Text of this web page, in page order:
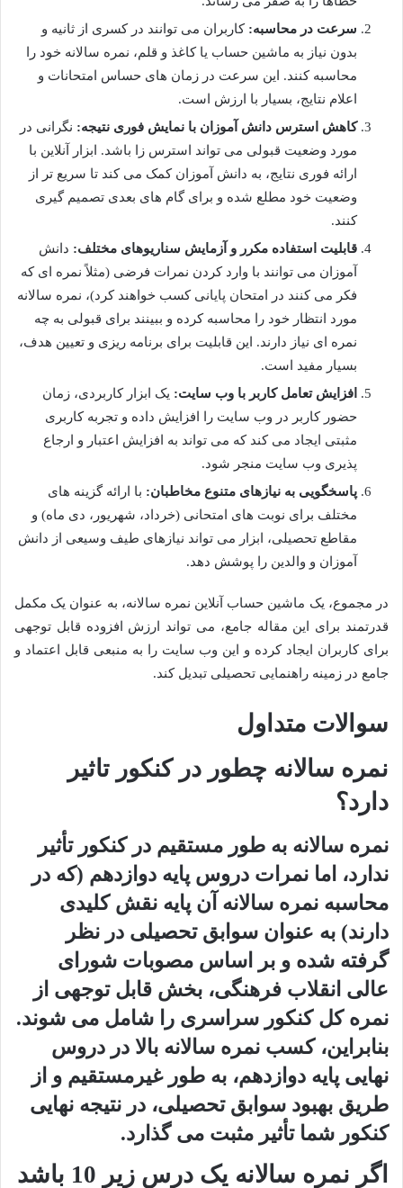
سرعت در محاسبه: کاربران می توانند در کسری از ثانیه و
بدون نیاز به ماشین حساب یا کاغذ و قلم، نمره سالانه خود را
محاسبه کنند. این سرعت در زمان های حساس امتحانات و
اعلام نتایج، بسیار با ارزش است.
کاهش استرس دانش آموزان با نمایش فوری نتیجه: نگرانی در
مورد وضعیت قبولی می تواند استرس زا باشد. ابزار آنلاین با
ارائه فوری نتایج، به دانش آموزان کمک می کند تا سریع تر از
وضعیت خود مطلع شده و برای گام های بعدی تصمیم گیری
کنند.
قابلیت استفاده مکرر و آزمایش سناریوهای مختلف: دانش
آموزان می توانند با وارد کردن نمرات فرضی (مثلاً نمره ای که
فکر می کنند در امتحان پایانی کسب خواهند کرد)، نمره سالانه
مورد انتظار خود را محاسبه کرده و ببینند برای قبولی به چه
نمره ای نیاز دارند. این قابلیت برای برنامه ریزی و تعیین هدف،
بسیار مفید است.
افزایش تعامل کاربر با وب سایت: یک ابزار کاربردی، زمان
حضور کاربر در وب سایت را افزایش داده و تجربه کاربری
مثبتی ایجاد می کند که می تواند به افزایش اعتبار و ارجاع
پذیری وب سایت منجر شود.
پاسخگویی به نیازهای متنوع مخاطبان: با ارائه گزینه های
مختلف برای نوبت های امتحانی (خرداد، شهریور، دی ماه) و
مقاطع تحصیلی، ابزار می تواند نیازهای طیف وسیعی از دانش
آموزان و والدین را پوشش دهد.
در مجموع، یک ماشین حساب آنلاین نمره سالانه، به عنوان یک مکمل
قدرتمند برای این مقاله جامع، می تواند ارزش افزوده قابل توجهی
برای کاربران ایجاد کرده و این وب سایت را به منبعی قابل اعتماد و
جامع در زمینه راهنمایی تحصیلی تبدیل کند.
سوالات متداول
نمره سالانه چطور در کنکور تاثیر
دارد؟
نمره سالانه به طور مستقیم در کنکور تأثیر
ندارد، اما نمرات دروس پایه دوازدهم (که در
محاسبه نمره سالانه آن پایه نقش کلیدی
دارند) به عنوان سوابق تحصیلی در نظر
گرفته شده و بر اساس مصوبات شورای
عالی انقلاب فرهنگی، بخش قابل توجهی از
نمره کل کنکور سراسری را شامل می شوند.
بنابراین، کسب نمره سالانه بالا در دروس
نهایی پایه دوازدهم، به طور غیرمستقیم و از
طریق بهبود سوابق تحصیلی، در نتیجه نهایی
کنکور شما تأثیر مثبت می گذارد.
اگر نمره سالانه یک درس زیر 10 باشد